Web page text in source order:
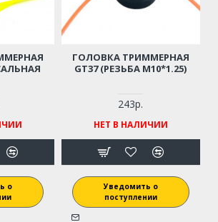
о
ГОЛОВКА ТРИММЕРНАЯ
GT37 (РЕЗЬБА M10*1.25)
243р.
НЕТ В НАЛИЧИИ
Уведомить о
поступлении